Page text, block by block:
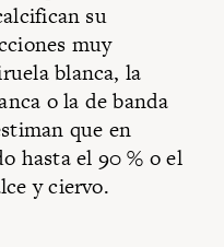
su
muy
blanca, la
o la de banda
que en
hasta el 90 % o el
y ciervo.